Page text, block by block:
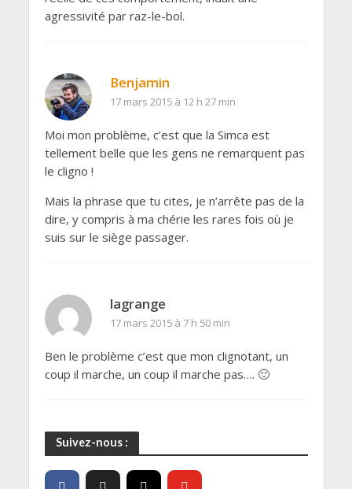
agressivité par raz-le-bol.
Benjamin
17 mars 2015 à 12 h 27 min
Moi mon problème, c’est que la Simca est
tellement belle que les gens ne remarquent pas
le cligno !
Mais la phrase que tu cites, je n’arrête pas de la
dire, y compris à ma chérie les rares fois où je
suis sur le siège passager.
lagrange
17 mars 2015 à 7 h 50 min
Ben le problème c’est que mon clignotant, un
coup il marche, un coup il marche pas…. 🙂
Suivez-nous :